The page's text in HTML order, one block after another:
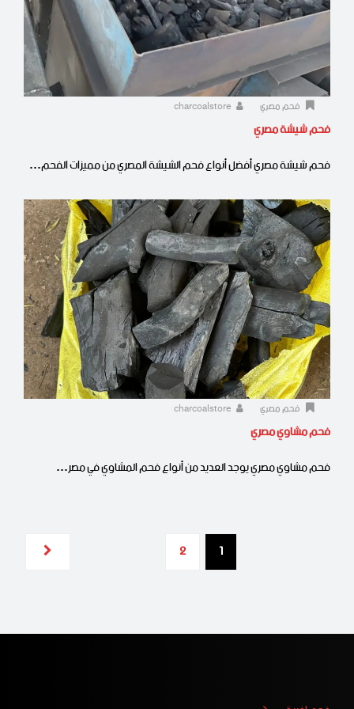
فحم مصري
فحم شيشة مصري
فحم شيشة مصري أفضل أنواع فحم الشيشة المصري من مميزات الفحم…
فحم مصري
فحم مشاوي مصري
فحم مشاوي مصري يوجد العديد من أنواع فحم المشاوي في مصر…
1
2